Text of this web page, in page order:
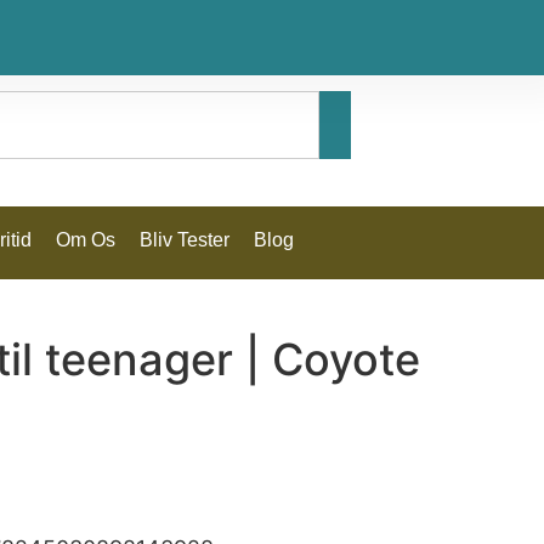
Om Os Bliv Tester Blog
teenager | Coyote